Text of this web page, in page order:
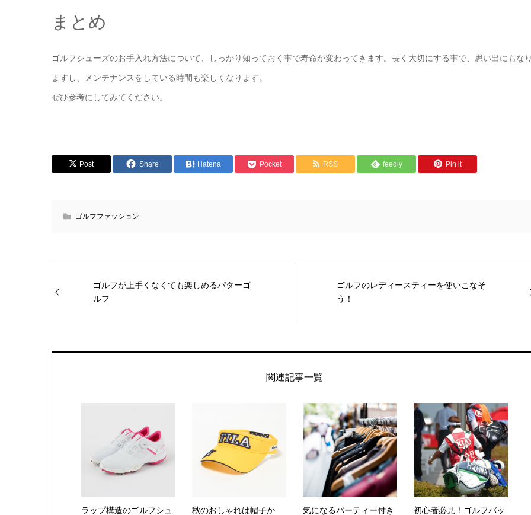
まとめ
ゴルフシューズのお手入れ方法について、しっかり知っておく事で寿命が変わってきます。長く大切にする事で、思い出にもなり
ますし、メンテナンスをしている時間も楽しくなります。
ぜひ参考にしてみてください。
Post Share Hatena Pocket RSS feedly Pin it
ゴルフファッション
ゴルフが上手くなくても楽しめるパターゴ
ルフ
ゴルフのレディースティーを使いこなそ
う！
関連記事一覧
ラップ構造のゴルフシュ 秋のおしゃれは帽子か 気になるパーティー付き 初心者必見！ゴルフバッ